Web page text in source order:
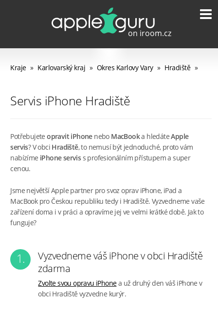
Kraje » Karlovarský kraj » Okres Karlovy Vary » Hradiště »
Servis iPhone Hradiště
Potřebujeteopravit iPhonenebo MacBooka hledáteApple
servis? V obci Hradiště, to nemusí být jednoduché, proto vám
nabízíme iPhone serviss profesionálním přístupem a super
cenou.
Jsme největší Apple partner pro svoz oprav iPhone, iPad a
MacBook pro Českou republiku tedy i Hradiště. Vyzvedneme vaše
zařízení doma i v práci a opravíme jej ve velmi krátké době. Jak to
funguje?
1.
Vyzvedneme váš iPhone v obci Hradiště
zdarma
Zvolte svou opravu iPhonea už druhý den váš iPhone v
obci Hradiště vyzvedne kurýr.